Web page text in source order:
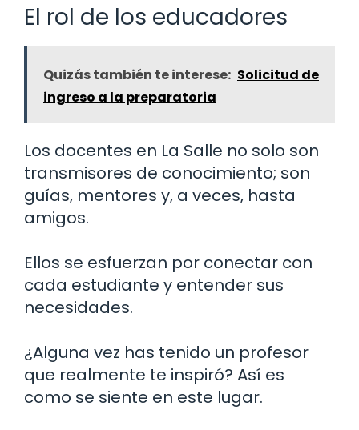
El rol de los educadores
Quizás también te interese: Solicitud de
ingreso a la preparatoria
Los docentes en La Salle no solo son
transmisores de conocimiento; son
guías, mentores y, a veces, hasta
amigos.
Ellos se esfuerzan por conectar con
cada estudiante y entender sus
necesidades.
¿Alguna vez has tenido un profesor
que realmente te inspiró? Así es
como se siente en este lugar.